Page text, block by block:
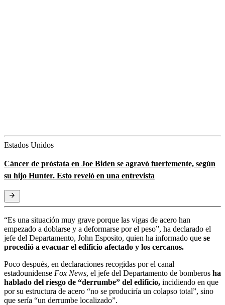
Estados Unidos
Cáncer de próstata en Joe Biden se agravó fuertemente, según
su hijo Hunter. Esto reveló en una entrevista
“Es una situación muy grave porque las vigas de acero han
empezado a doblarse y a deformarse por el peso”, ha declarado el
jefe del Departamento, John Esposito, quien ha informado que se
procedió a evacuar el edificio afectado y los cercanos.
Poco después, en declaraciones recogidas por el canal
estadounidense Fox News, el jefe del Departamento de bomberos ha
hablado del riesgo de “derrumbe” del edificio, incidiendo en que
por su estructura de acero “no se produciría un colapso total”, sino
que sería “un derrumbe localizado”.